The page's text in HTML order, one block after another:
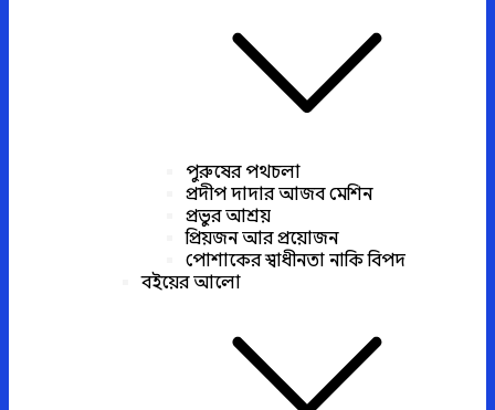
পুরুষের পথচলা
প্রদীপ দাদার আজব মেশিন
প্রভুর আশ্রয়
প্রিয়জন আর প্রয়োজন
পোশাকের স্বাধীনতা নাকি বিপদ
বইয়ের আলো